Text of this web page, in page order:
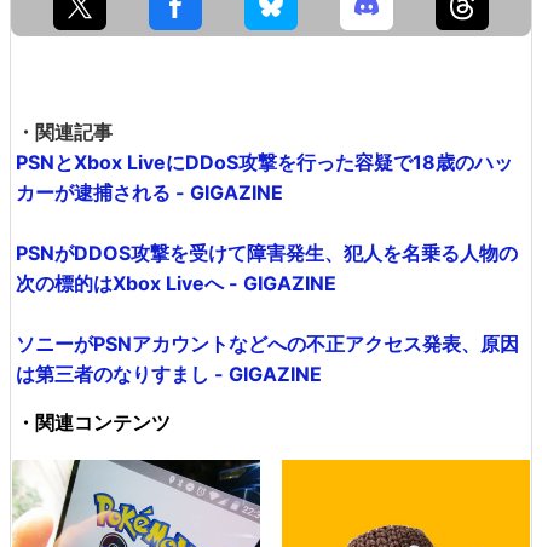
・関連記事
PSNとXbox LiveにDDoS攻撃を行った容疑で18歳のハッ
カーが逮捕される - GIGAZINE
PSNがDDOS攻撃を受けて障害発生、犯人を名乗る人物の
次の標的はXbox Liveへ - GIGAZINE
ソニーがPSNアカウントなどへの不正アクセス発表、原因
は第三者のなりすまし - GIGAZINE
・関連コンテンツ